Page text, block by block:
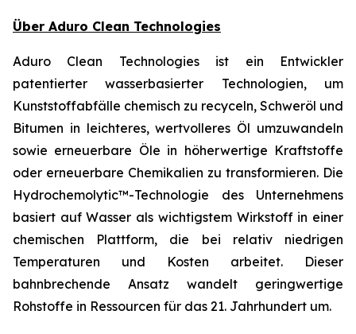
Über Aduro Clean Technologies
Aduro Clean Technologies ist ein Entwickler
patentierter wasserbasierter Technologien, um
Kunststoffabfälle chemisch zu recyceln, Schweröl und
Bitumen in leichteres, wertvolleres Öl umzuwandeln
sowie erneuerbare Öle in höherwertige Kraftstoffe
oder erneuerbare Chemikalien zu transformieren. Die
Hydrochemolytic™-Technologie des Unternehmens
basiert auf Wasser als wichtigstem Wirkstoff in einer
chemischen Plattform, die bei relativ niedrigen
Temperaturen und Kosten arbeitet. Dieser
bahnbrechende Ansatz wandelt geringwertige
Rohstoffe in Ressourcen für das 21. Jahrhundert um.